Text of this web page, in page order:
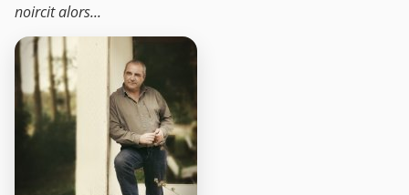
noircit alors...